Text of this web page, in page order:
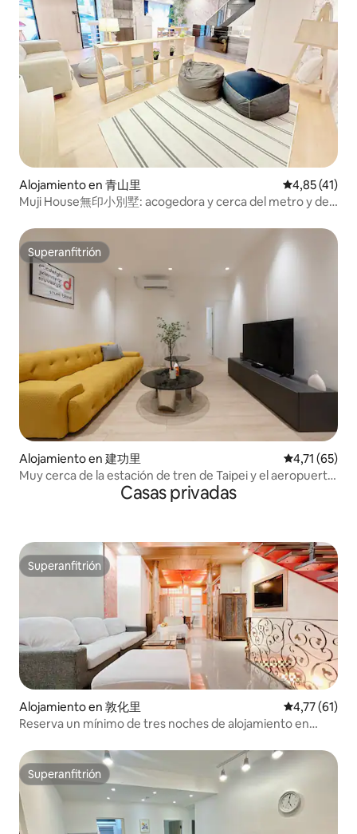
Alojamiento en 青山里 Calificación
4,85 (41)
Muji House無印小別墅: acogedora y cerca del metro y del
Superanfitrión
Superanfitrión
Alojamiento en 建功里 Calificación
4,71 (65)
Muy cerca de la estación de tren de Taipei y el aeropuerto,
un lugar tranquilo y agradable para familias, con una gran
Casas privadas
Superanfitrión
Superanfitrión
Alojamiento en 敦化里 Calificación
4,77 (61)
Reserva un mínimo de tres noches de alojamiento en
de regalo #Cabaña tropical para 8 personas #Cerca del
distrito comercial de Dongcheng
Superanfitrión
Superanfitrión